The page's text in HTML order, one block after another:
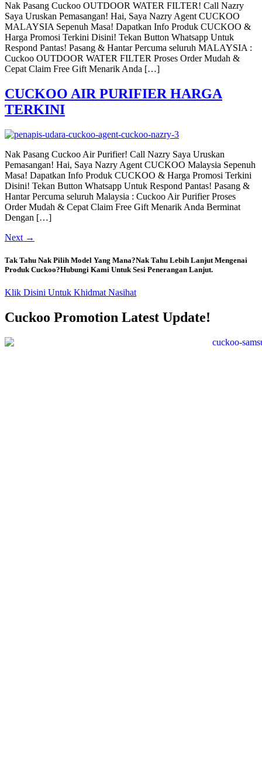
Nak Pasang Cuckoo OUTDOOR WATER FILTER! Call Nazry
Saya Uruskan Pemasangan! Hai, Saya Nazry Agent CUCKOO
MALAYSIA Sepenuh Masa! Dapatkan Info Produk CUCKOO &
Harga Promosi Terkini Disini! Tekan Button Whatsapp Untuk
Respond Pantas! Pasang & Hantar Percuma seluruh MALAYSIA :
Cuckoo OUTDOOR WATER FILTER Proses Order Mudah &
Cepat Claim Free Gift Menarik Anda […]
CUCKOO AIR PURIFIER HARGA
TERKINI
Nak Pasang Cuckoo Air Purifier! Call Nazry Saya Uruskan
Pemasangan! Hai, Saya Nazry Agent CUCKOO Malaysia Sepenuh
Masa! Dapatkan Info Produk CUCKOO & Harga Promosi Terkini
Disini! Tekan Button Whatsapp Untuk Respond Pantas! Pasang &
Hantar Percuma seluruh Malaysia : Cuckoo Air Purifier Proses
Order Mudah & Cepat Claim Free Gift Menarik Anda Berminat
Dengan […]
Next →
Tak Tahu Nak Pilih Model Yang Mana?Nak Tahu Lebih Lanjut Mengenai
Produk Cuckoo?Hubungi Kami Untuk Sesi Penerangan Lanjut.
Klik Disini Untuk Khidmat Nasihat
Cuckoo Promotion Latest Update!